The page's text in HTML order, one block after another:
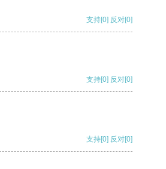
支持[0] 反对[0]
支持[0] 反对[0]
支持[0] 反对[0]